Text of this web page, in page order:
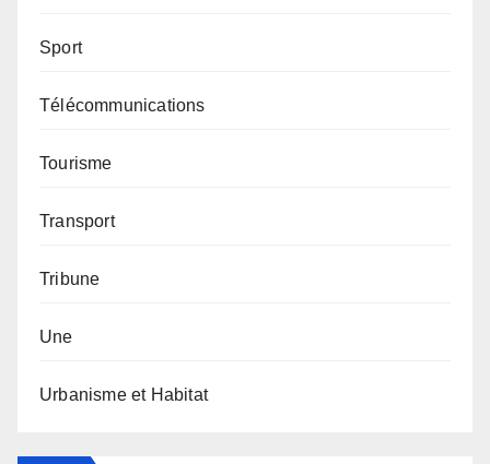
Sport
Télécommunications
Tourisme
Transport
Tribune
Une
Urbanisme et Habitat